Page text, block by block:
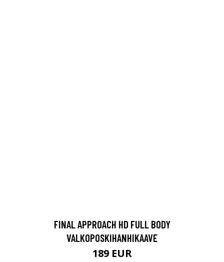
FINAL APPROACH HD FULL BODY
VALKOPOSKIHANHIKAAVE
189 EUR